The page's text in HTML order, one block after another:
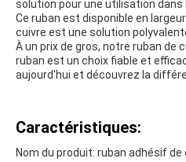
solution pour une utilisation dans
Ce ruban est disponible en
cuivre est une solution
À un prix de gros, notre ruban de
ruban est un choix fiable et
aujourd'hui et découvrez la
Caractéristiques:
Nom du produit: ruban adhésif